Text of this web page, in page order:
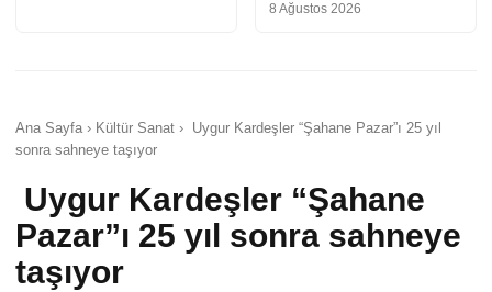
8 Ağustos 2026
Ana Sayfa › Kültür Sanat › Uygur Kardeşler “Şahane Pazar”ı 25 yıl
sonra sahneye taşıyor
Uygur Kardeşler “Şahane
Pazar”ı 25 yıl sonra sahneye
taşıyor